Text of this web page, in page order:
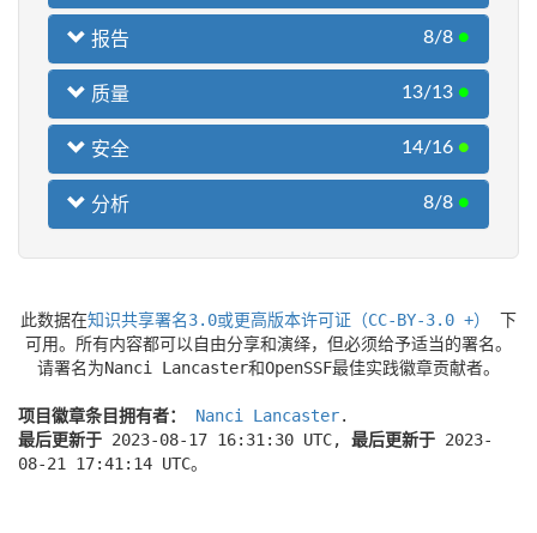
报告 8/8 ●
质量 13/13 ●
安全 14/16 ●
分析 8/8 ●
此数据在知识共享署名3.0或更高版本许可证（CC-BY-3.0 +）
下
可用。所有内容都可以自由分享和演绎，但必须给予适当的署名。
请署名为Nanci Lancaster和OpenSSF最佳实践徽章贡献者。
项目徽章条目拥有者： Nanci Lancaster.
最后更新于 2023-08-17 16:31:30 UTC, 最后更新于 2023-
08-21 17:41:14 UTC。